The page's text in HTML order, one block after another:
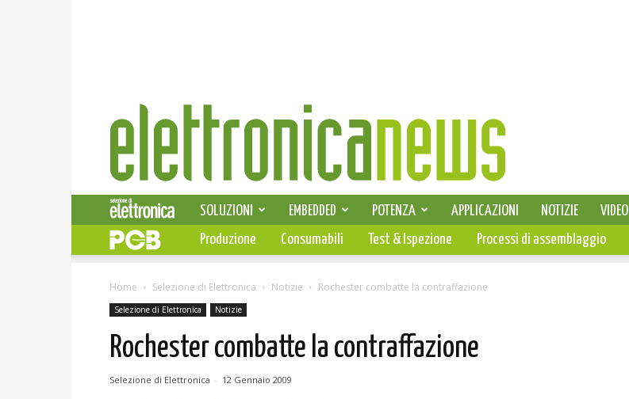
Elettronica
News
SELEZIONE DI ELETTRONICA
SOLUZIONI EMBEDDED POTENZA APPLICAZIONI NOTIZIE
VIDEO
PCB
Produzione Consumabili Test & Ispezione Processi di assemblaggio
Home Selezione di Elettronica Notizie Rochester combatte la contraffazione
Selezione di Elettronica Notizie
Rochester combatte la contraffazione
Selezione di Elettronica - 12 Gennaio 2009